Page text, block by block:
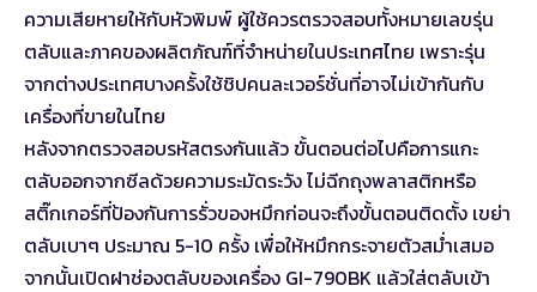
ความเสียหายให้กับหัวพิมพ์ ผู้ใช้ควรตรวจสอบทั้งหมายเลขรุ่น
ตลับและภาคของผลิตภัณฑ์ที่จำหน่ายในประเทศไทย เพราะรุ่น
จากต่างประเทศบางครั้งใช้ชิปคนละเวอร์ชั่นที่อาจไม่เข้ากันกับ
เครื่องที่ขายในไทย
หลังจากตรวจสอบรหัสตรงกันแล้ว ขั้นตอนต่อไปคือการแกะ
ตลับออกจากซีลด้วยความระมัดระวัง ไม่ฉีกถุงพลาสติกหรือ
สติ๊กเกอร์ที่ป้องกันการรั่วของหมึกก่อนจะถึงขั้นตอนติดตั้ง เขย่า
ตลับเบาๆ ประมาณ 5-10 ครั้ง เพื่อให้หมึกกระจายตัวสม่ำเสมอ
จากนั้นเปิดฝาช่องตลับของเครื่อง GI-790BK แล้วใส่ตลับเข้า